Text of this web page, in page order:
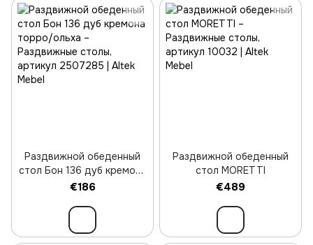
Раздвижной обеденный
стол Бон 136 дуб кремона
торро/ольха
€186
Раздвижной обеденный
стол MORETTI
€489